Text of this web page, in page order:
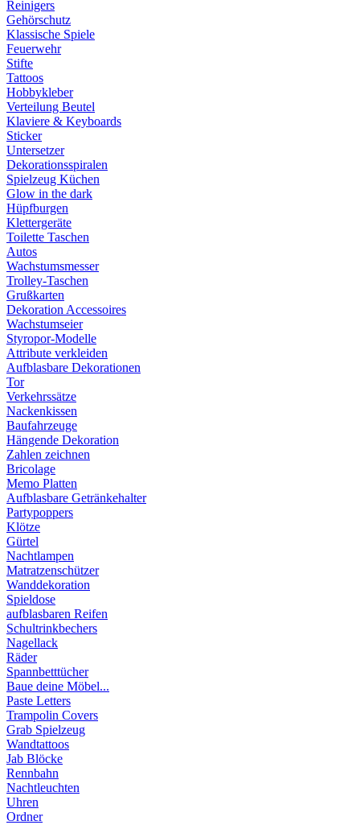
Reinigers
Gehörschutz
Klassische Spiele
Feuerwehr
Stifte
Tattoos
Hobbykleber
Verteilung Beutel
Klaviere & Keyboards
Sticker
Untersetzer
Dekorationsspiralen
Spielzeug Küchen
Glow in the dark
Hüpfburgen
Klettergeräte
Toilette Taschen
Autos
Wachstumsmesser
Trolley-Taschen
Grußkarten
Dekoration Accessoires
Wachstumseier
Styropor-Modelle
Attribute verkleiden
Aufblasbare Dekorationen
Tor
Verkehrssätze
Nackenkissen
Baufahrzeuge
Hängende Dekoration
Zahlen zeichnen
Bricolage
Memo Platten
Aufblasbare Getränkehalter
Partypoppers
Klötze
Gürtel
Nachtlampen
Matratzenschützer
Wanddekoration
Spieldose
aufblasbaren Reifen
Schultrinkbechers
Nagellack
Räder
Spannbetttücher
Baue deine Möbel...
Paste Letters
Trampolin Covers
Grab Spielzeug
Wandtattoos
Jab Blöcke
Rennbahn
Nachtleuchten
Uhren
Ordner